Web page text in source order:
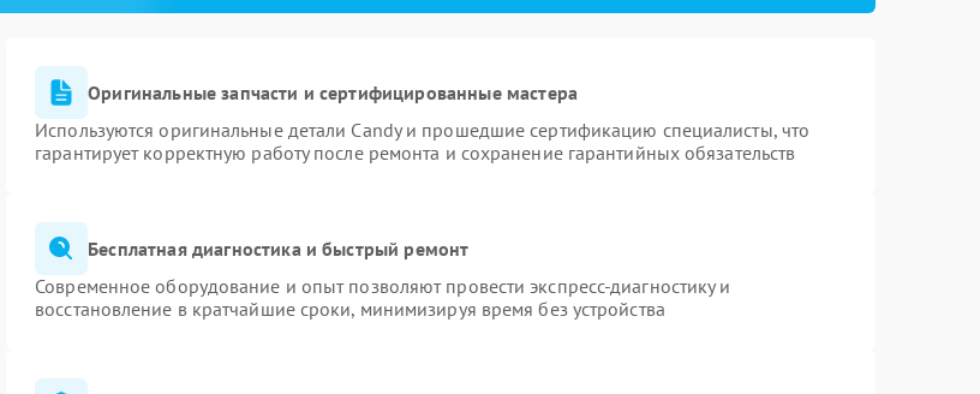
Оригинальные запчасти и сертифицированные мастера
Используются оригинальные детали Candy и прошедшие сертификацию специалисты, что
гарантирует корректную работу после ремонта и сохранение гарантийных обязательств
Бесплатная диагностика и быстрый ремонт
Современное оборудование и опыт позволяют провести экспресс-диагностику и
восстановление в кратчайшие сроки, минимизируя время без устройства